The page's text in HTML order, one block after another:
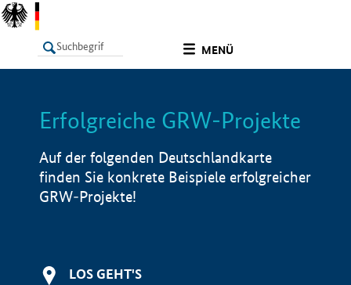
MENÜ
LISTE Info
Erfolgreiche GRW-Projekte
Auf der folgenden Deutschlandkarte
finden Sie konkrete Beispiele erfolgreicher
GRW-Projekte!
LOS GEHT'S